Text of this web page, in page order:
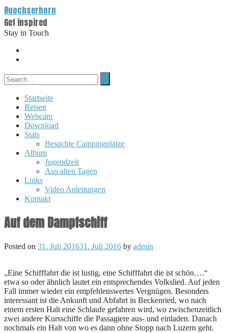
Buochserhorn
Get inspired
Stay in Touch
Startseite
Reisen
Webcam
Download
Stats
Besuchte Campingplätze
Album
Jugendzeit
Aus alten Tagen
Links
Video Anleitungen
Kontakt
Auf dem Dampfschiff
Posted on 31. Juli 201631. Juli 2016 by admin
„Eine Schifffahrt die ist lustig, eine Schifffahrt die ist schön….“
etwa so oder ähnlich lautet ein entsprechendes Volkslied. Auf jeden
Fall immer wieder ein empfehlenswertes Vergnügen. Besonders
interessant ist die Ankunft und Abfahrt in Beckenried, wo nach
einem ersten Halt eine Schlaufe gefahren wird, wo zwischenzeitlich
zwei andere Kursschiffe die Passagiere aus- und einladen. Danach
nochmals ein Halt von wo es dann ohne Stopp nach Luzern geht.